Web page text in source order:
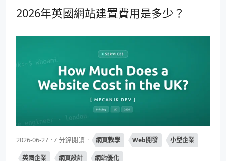
2026年英國網站建置費用是多少？
2026-06-27 7 分鐘閱讀 網頁教學 Web開發 小型企業
英國企業 網頁設計 網站優化